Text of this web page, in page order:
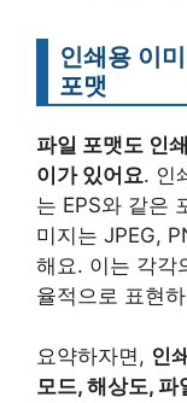
인쇄용 이
포맷
파일 포맷도 인
이가 있어요. 인
는 EPS와 같은
미지는 JPEG,
해요. 이는 각각
율적으로 표현
요약하자면, 인
모드, 해상도, 파